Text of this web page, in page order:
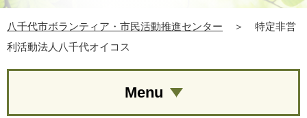
八千代市ボランティア・市民活動推進センター ＞
特定非営
利活動法人八千代オイコス
Menu